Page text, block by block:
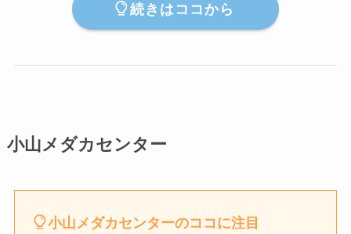
続きはココから
小山メダカセンター
小山メダカセンターのココに注目